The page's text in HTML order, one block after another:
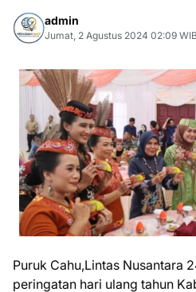
admin
Jumat, 2 Agustus 2024 02:09 WIB
Puruk Cahu,Lintas Nusantara
peringatan hari ulang tahun